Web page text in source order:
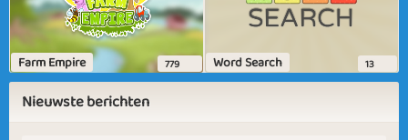
Farm Empire 779 Word Search 13
Nieuwste berichten